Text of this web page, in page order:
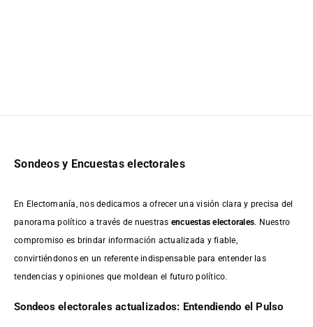
Sondeos y Encuestas electorales
En Electomanía, nos dedicamos a ofrecer una visión clara y precisa del
panorama político a través de nuestras encuestas electorales. Nuestro
compromiso es brindar información actualizada y fiable,
convirtiéndonos en un referente indispensable para entender las
tendencias y opiniones que moldean el futuro político.
Sondeos electorales actualizados: Entendiendo el Pulso